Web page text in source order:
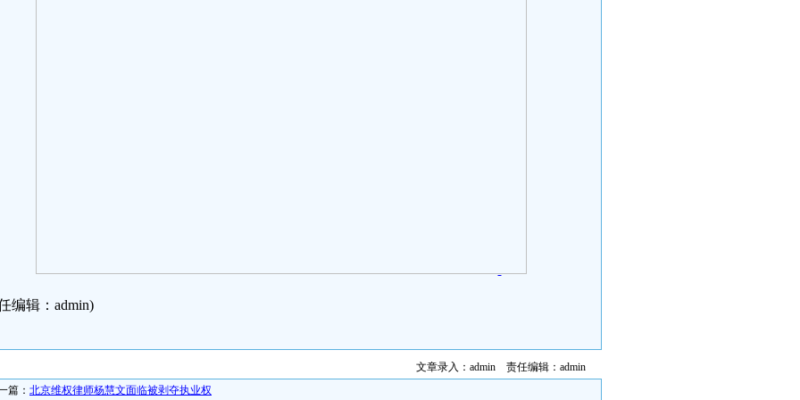
编辑：admin)
文章录入：admin 责任编辑：admin
篇： 北京维权律师杨慧文面临被剥夺执业权